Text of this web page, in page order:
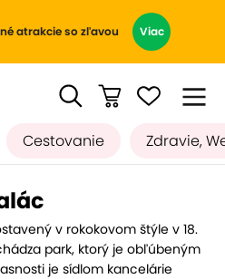
atrakcie so zľavou Viac
Cestovanie Zdravie,
v rokokovom štýle v 18.
park, ktorý je obľúbeným
je sídlom kancelárie